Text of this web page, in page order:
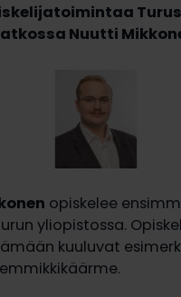
Nuutti
opiskelee
yliopistossa.
kuuluvat